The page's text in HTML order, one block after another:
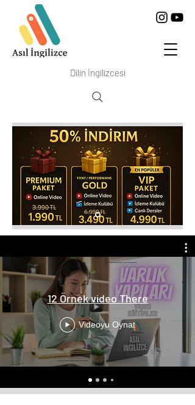
Dilin İngilizcesi
12 Örnek video There
Videoyu Oynat